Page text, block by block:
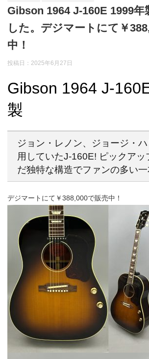
Gibson 1964 J-160E 1999年
した。デジマートにて￥
中！
投稿日：2025年6月27日
Gibson 1964 J-
製
ジョン・レノン、ジョージ・
用していたJ-160E! ピックアッ
だ独特な構造でファンの多い一
デジマートにて￥388,000で販売中！